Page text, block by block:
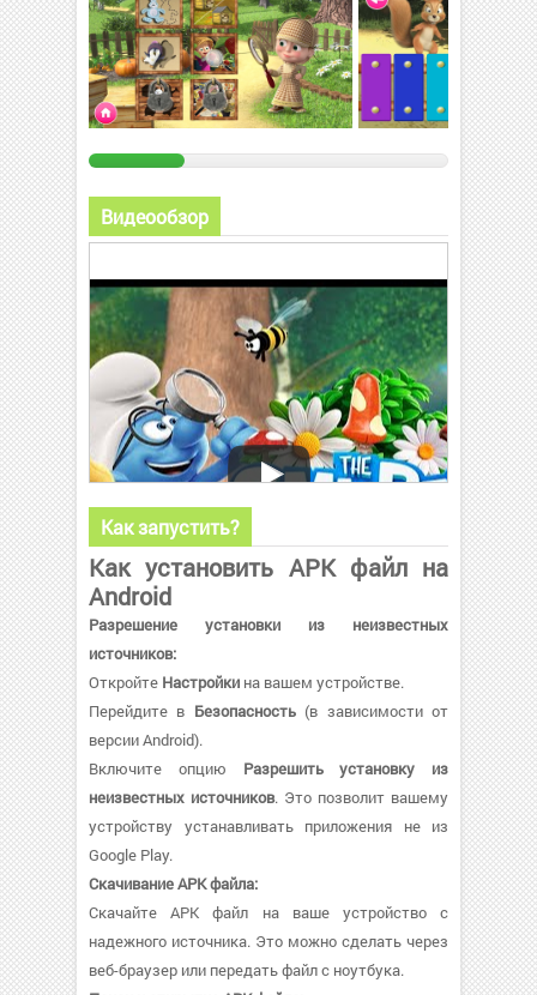
Видеообзор
Как запустить?
Как установить APK файл на
Android
Разрешение установки из неизвестных
источников:
Откройте Настройки на вашем устройстве.
Перейдите в Безопасность(в зависимости от
версии Android).
Включите опцию Разрешить установку из
неизвестных источников. Это позволит вашему
устройству устанавливать приложения не из
Google Play.
Скачивание APK файла:
Скачайте APK файл на ваше устройство с
надежного источника. Это можно сделать через
веб-браузер или передать файл с ноутбука.